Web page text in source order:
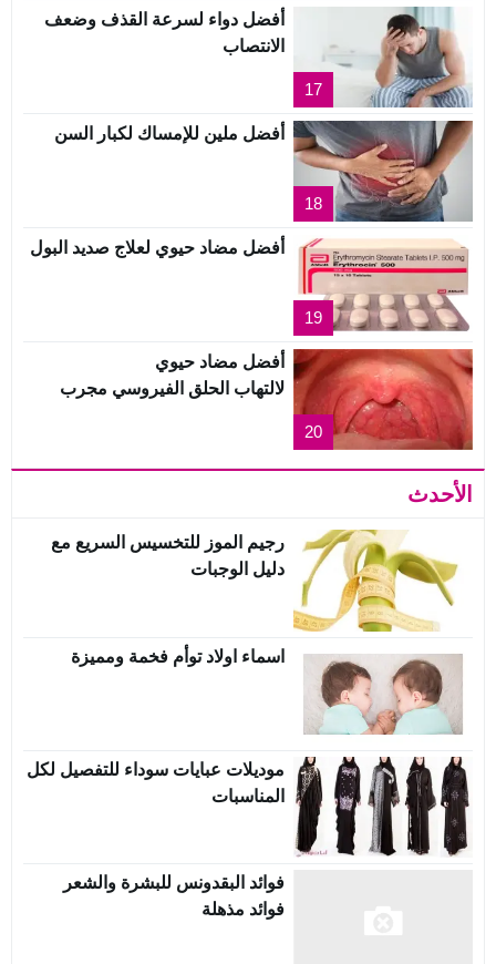
17
أفضل دواء لسرعة القذف وضعف
الانتصاب
18
أفضل ملين للإمساك لكبار السن
19
أفضل مضاد حيوي لعلاج صديد البول
20
أفضل مضاد حيوي
لالتهاب الحلق الفيروسي مجرب
الأحدث
رجيم الموز للتخسيس السريع مع
دليل الوجبات
اسماء اولاد توأم فخمة ومميزة
موديلات عبايات سوداء للتفصيل لكل
المناسبات
فوائد البقدونس للبشرة والشعر
فوائد مذهلة